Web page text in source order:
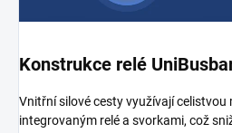
Konstrukce relé
Vnitřní silové cesty využívají celistvou
integrovaným relé a svorkami, což